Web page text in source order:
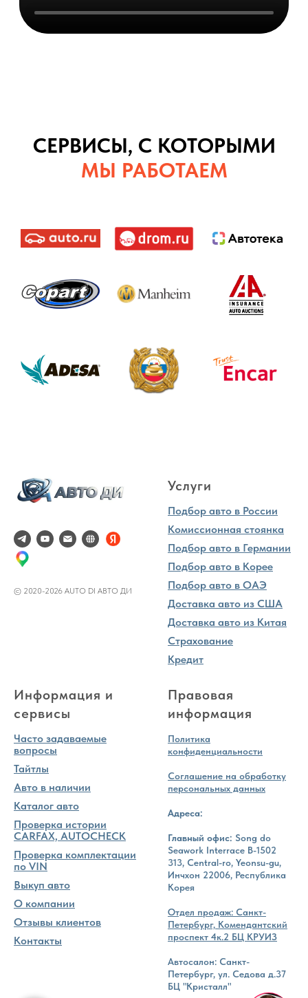
СЕРВИСЫ, С КОТОРЫМИ
МЫ РАБОТАЕМ
© 2020-2026 AUTO DI АВТО ДИ
Услуги
Подбор авто в России
Комиссионная стоянка
Подбор авто в Германии
Подбор авто в Корее
Подбор авто в ОАЭ
Доставка авто из США
Доставка авто из Китая
Страхование
Кредит
Информация и
сервисы
Часто задаваемые
вопросы
Тайтлы
Авто в наличии
Каталог авто
Проверка истории
CARFAX, AUTOCHECK
Проверка комплектации
по VIN
Выкуп авто
О компании
Отзывы клиентов
Контакты
Правовая
информация
Политика
конфиденциальности
Соглашение на обработку
персональных данных
Адреса:
Главный офис: Song do
Seawork Interrace B-1502
313, Central-ro, Yeonsu-gu,
Инчхон 22006, Республика
Корея
Отдел продаж: Санкт-
Петербург, Комендантский
проспект 4к.2 БЦ КРУИЗ
Автосалон: Санкт-
Петербург, ул. Седова д.37
БЦ "Кристалл"